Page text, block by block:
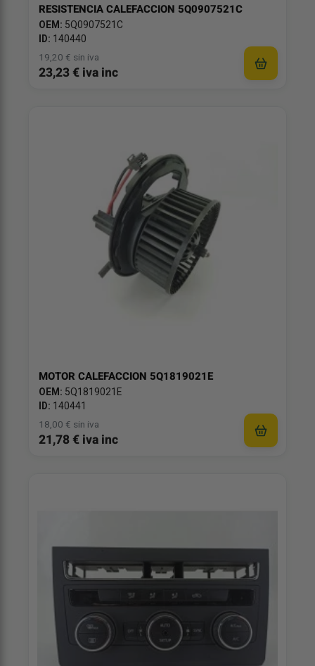
RESISTENCIA CALEFACCION 5Q0907521C
OEM: 5Q0907521C
ID: 140440
19,20 € sin iva
23,23 € iva inc
MOTOR CALEFACCION 5Q1819021E
OEM: 5Q1819021E
ID: 140441
18,00 € sin iva
21,78 € iva inc